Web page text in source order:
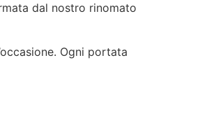
dal nostro rinomato
Ogni portata